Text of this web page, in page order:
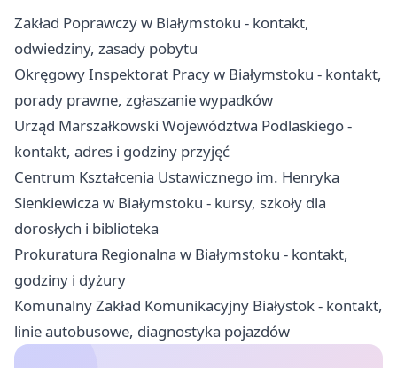
Zakład Poprawczy w Białymstoku - kontakt,
odwiedziny, zasady pobytu
Okręgowy Inspektorat Pracy w Białymstoku - kontakt,
porady prawne, zgłaszanie wypadków
Urząd Marszałkowski Województwa Podlaskiego -
kontakt, adres i godziny przyjęć
Centrum Kształcenia Ustawicznego im. Henryka
Sienkiewicza w Białymstoku - kursy, szkoły dla
dorosłych i biblioteka
Prokuratura Regionalna w Białymstoku - kontakt,
godziny i dyżury
Komunalny Zakład Komunikacyjny Białystok - kontakt,
linie autobusowe, diagnostyka pojazdów